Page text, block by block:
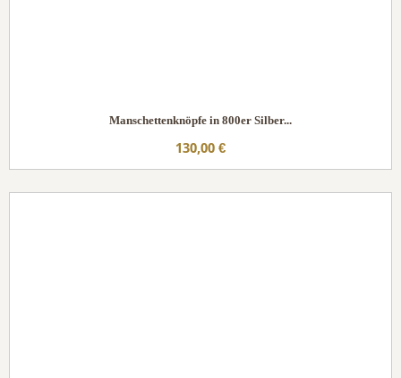
Manschettenknöpfe in 800er Silber...
130,00 €